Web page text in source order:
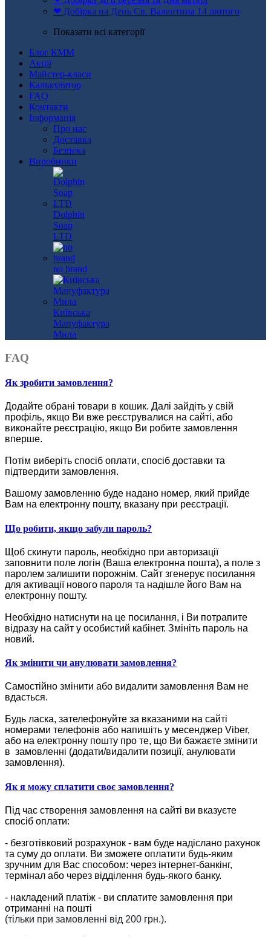
❤ Добірка на День Св. Валентина 14 лютого
Показати всі категорії
Блог КММ
Акції
Майстер-класи
Калькулятор
FAQ
Контакти
Інформація
Про нас
Доставка
Безпека
Виробники
Dolphin
Soap
LTD
no brand
Київська
Мануфактура
Мила
FAQ
Як зробити замовлення?
Додайте обрані товари в кошик. Далі зайдіть у свій
профіль, якщо Ви вже реєструвалися на сайті, або
виконайте реєстрацію, якщо Ви робите замовлення
вперше.
Потім виберіть спосіб оплати, спосіб доставки та
підтвердити замовлення.
Вашому замовленню буде надано номер, який прийде
Вам на електронну пошту, вказану при реєстрації.
Що робити, якщо забули пароль?
Щоб скинути пароль, необхідно при авторизації
заповнити поле логін (Ваша електронна пошта), а поле з
паролем залишити порожнім. Сайт згенерує посилання
для активації нового пароля та надішле його Вам на
електронну пошту.
Необхідно натиснути на це посилання, і Ви потрапите
відразу на сайт у особистий кабінет. Змініть пароль на
новий.
Як змінити чи анулювати замовлення?
Самостійно змінити або видалити замовлення Вам не
вдасться.
Будь ласка, зателефонуйте за вказаними на сайті
номерами телефонів або напишіть у месенджер Viber,
або на електронну пошту про те, що Ви бажаєте змінити
в замовленні (додати/видалити позиції, анулювати
замовлення).
Як я можу сплатити своє замовлення?
Під час створення замовлення на сайті ви вказуєте
спосіб оплати:
- безготівковий розрахунок - вам буде надіслано рахунок
та суму до оплати. Ви зможете оплатити будь-яким
зручним для Вас способом: через інтернет-банкінг,
термінал або через відділення будь-якого банку.
- накладений платіж - ви сплатите замовлення при
отриманні на пошті
(тільки при замовленні від 200 грн.).